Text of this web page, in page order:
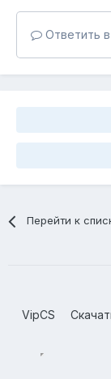
Ответить
Перейти к
VipCS